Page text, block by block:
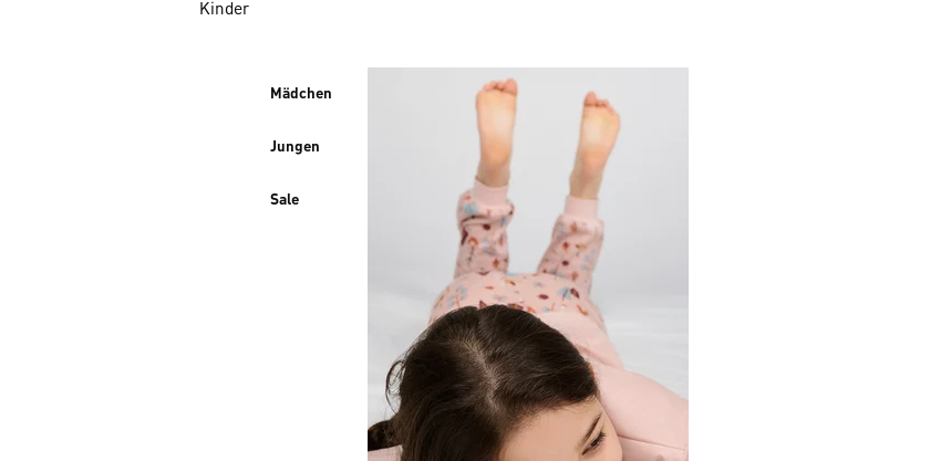
Kinder
Mädchen
Jungen
Sale